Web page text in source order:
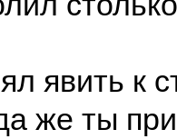
явить к
же ты